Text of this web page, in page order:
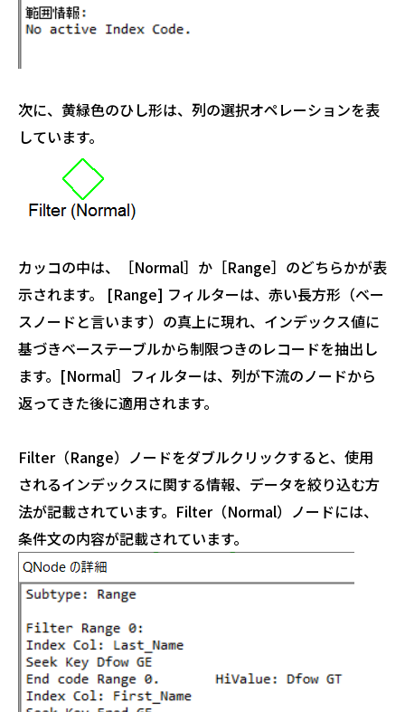
次に、黄緑色のひし形は、列の選択オペレーションを表
しています。
カッコの中は、［Normal］か［Range］のどちらかが表
示されます。 [Range] フィルターは、赤い長方形（ベー
スノードと言います）の真上に現れ、インデックス値に
基づきベーステーブルから制限つきのレコードを抽出し
ます。[Normal］フィルターは、列が下流のノードから
返ってきた後に適用されます。
Filter（Range）ノードをダブルクリックすると、使用
されるインデックスに関する情報、データを絞り込む方
法が記載されています。Filter（Normal）ノードには、
条件文の内容が記載されています。